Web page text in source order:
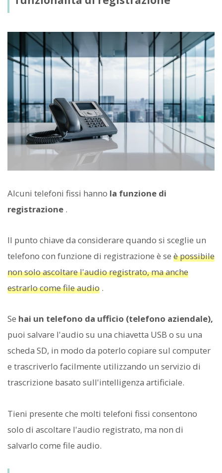
Alcuni telefoni fissi hanno la funzione di
registrazione .
Il punto chiave da considerare quando si sceglie un
telefono con funzione di registrazione è se è possibile
non solo ascoltare l'audio registrato, ma anche
estrarlo come file audio .
Se hai un telefono da ufficio (telefono aziendale),
puoi salvare l'audio su una chiavetta USB o su una
scheda SD, in modo da poterlo copiare sul computer
e trascriverlo facilmente utilizzando un servizio di
trascrizione basato sull'intelligenza artificiale.
Tieni presente che molti telefoni fissi consentono
solo di ascoltare l'audio registrato, ma non di
salvarlo come file audio.